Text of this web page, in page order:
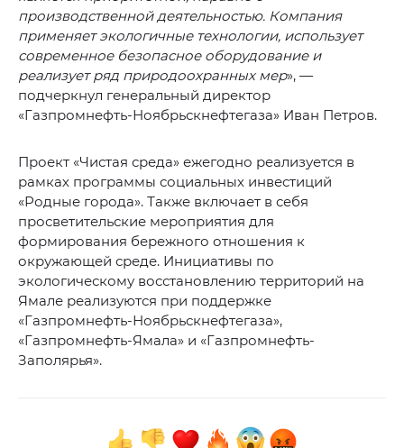
производственной деятельностью. Компания
применяет экологичные технологии, использует
современное безопасное оборудование и
реализует ряд природоохранных мер», —
подчеркнул генеральный директор
«Газпромнефть-Ноябрьскнефтегаза» Иван Петров.
Проект «Чистая среда» ежегодно реализуется в
рамках программы социальных инвестиций
«Родные города». Также включает в себя
просветительские мероприятия для
формирования бережного отношения к
окружающей среде. Инициативы по
экологическому восстановлению территорий на
Ямале реализуются при поддержке
«Газпромнефть-Ноябрьскнефтегаза»,
«Газпромнефть-Ямала» и «Газпромнефть-
Заполярья».